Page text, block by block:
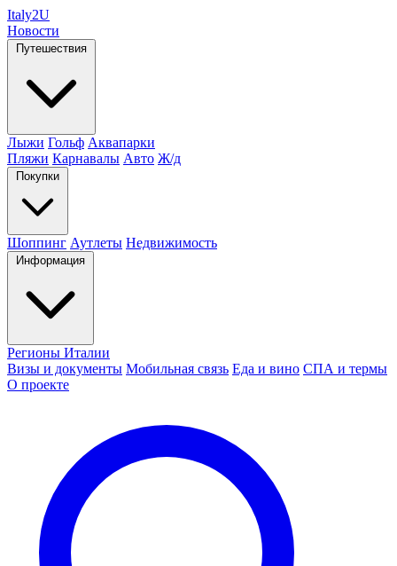
Italy2U
Новости
Путешествия
Лыжи Гольф Аквапарки
Пляжи Карнавалы Авто Ж/д
Покупки
Шоппинг Аутлеты Недвижимость
Информация
Регионы Италии
Визы и документы Мобильная связь Еда и вино СПА и термы
О проекте